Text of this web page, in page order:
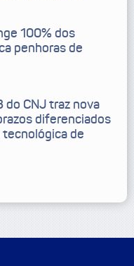
100% dos
penhoras de
CNJ traz nova
diferenciados
tecnológica de